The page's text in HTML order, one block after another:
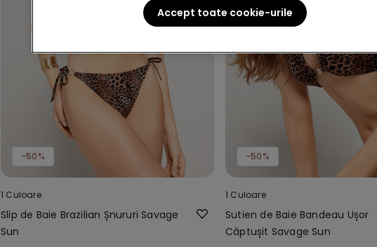
-50%
1 Culoare
Slip de Baie Brazilian Șnururi Savage
Sun
-50%
1 Culoare
Sutien de Baie Bandeau Ușor
Căptușit Savage Sun
Accept toate cookie-urile